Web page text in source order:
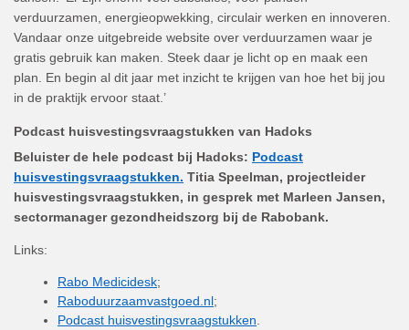
verduurzamen, energieopwekking, circulair werken en innoveren.
Vandaar onze uitgebreide website over verduurzamen waar je
gratis gebruik kan maken. Steek daar je licht op en maak een
plan. En begin al dit jaar met inzicht te krijgen van hoe het bij jou
in de praktijk ervoor staat.’
Podcast huisvestingsvraagstukken van Hadoks
Beluister de hele podcast bij Hadoks: Podcast
huisvestingsvraagstukken. Titia Speelman, projectleider
huisvestingsvraagstukken, in gesprek met Marleen Jansen,
sectormanager gezondheidszorg bij de Rabobank.
Links:
Rabo Medicidesk;
Raboduurzaamvastgoed.nl;
Podcast huisvestingsvraagstukken.